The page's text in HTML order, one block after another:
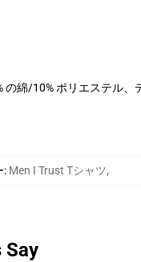
綿/10% ポリエステル、
: Men I Trust Tシャツ,
Say